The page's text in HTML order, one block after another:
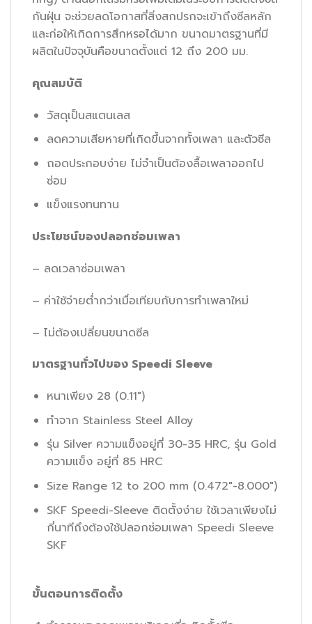
กันฝุ่น จะช่วยลดโอกาสที่สิ่งสกปรกจะเข้าถึงซีลหลัก
และก่อให้เกิดการสึกหรอได้มาก ขนาดมาตรฐานที่มี
ผลิตในปัจจุบันคือขนาดตั้งแต่ 12 ถึง 200 มม.
คุณสมบัติ
วัสดุเป็นสแตนเลส
ลดความเสียหายที่เกิดขึ้นจากทั้งเพลา และตัวซีล
ถอดประกอบง่าย ไม่จำเป็นต้องลื้อเพลาออกไป
ซ่อม
แข็งแรงทนทาน
ประโยชน์ของปลอกซ่อมเพลา
– ลดเวลาซ่อมเพลา
– ค่าใช้จ่ายต่ำกว่าเมื่อเทียบกับการทำเพลาใหม่
– ไม่ต้องเปลี่ยนขนาดซีล
มาตรฐานทั่วไปของ Speedi Sleeve
หนาเพียง 28 (0.11″)
ทำจาก Stainless Steel Alloy
รุ่น Silver ความแข็งอยู่ที่ 30-35 HRC, รุ่น Gold
ความแข็ง อยู่ที่ 85 HRC
Size Range 12 to 200 mm (0.472″-8.000″)
SKF Speedi-Sleeve ติดตั้งง่าย ใช้เวลาเพียงไม่
กี่นาทีถึงต้องใช้ปลอกซ่อมเพลา Speedi Sleeve
SKF
ขั้นตอนการติดตั้ง